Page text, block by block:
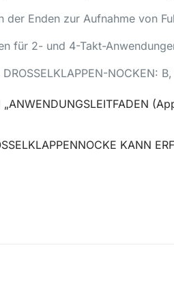
der Enden zur Aufnahme von
für 2- und 4-Takt-
NOCKEN:
KANN